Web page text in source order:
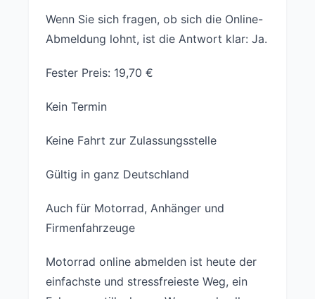
Wenn Sie sich fragen, ob sich die Online-
Abmeldung lohnt, ist die Antwort klar: Ja.
Fester Preis: 19,70 €
Kein Termin
Keine Fahrt zur Zulassungsstelle
Gültig in ganz Deutschland
Auch für Motorrad, Anhänger und
Firmenfahrzeuge
Motorrad online abmelden ist heute der
einfachste und stressfreieste Weg, ein